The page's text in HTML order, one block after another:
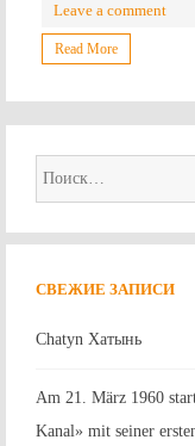
Leave a comment
Read More
Найти:
СВЕЖИЕ ЗАПИСИ
Chatyn Хатынь
Am 21. März 1960
Kanal» mit seiner